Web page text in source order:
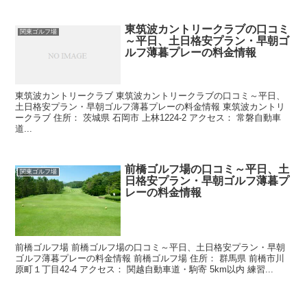
関東ゴルフ場
東筑波カントリークラブの口コミ
～平日、土日格安プラン・早朝ゴ
ルフ薄暮プレーの料金情報
東筑波カントリークラブ 東筑波カントリークラブの口コミ～平日、
土日格安プラン・早朝ゴルフ薄暮プレーの料金情報 東筑波カントリ
ークラブ 住所： 茨城県 石岡市 上林1224-2 アクセス： 常磐自動車
道...
関東ゴルフ場
前橋ゴルフ場の口コミ～平日、土
日格安プラン・早朝ゴルフ薄暮プ
レーの料金情報
前橋ゴルフ場 前橋ゴルフ場の口コミ～平日、土日格安プラン・早朝
ゴルフ薄暮プレーの料金情報 前橋ゴルフ場 住所： 群馬県 前橋市川
原町１丁目42-4 アクセス： 関越自動車道・駒寄 5km以内 練習...